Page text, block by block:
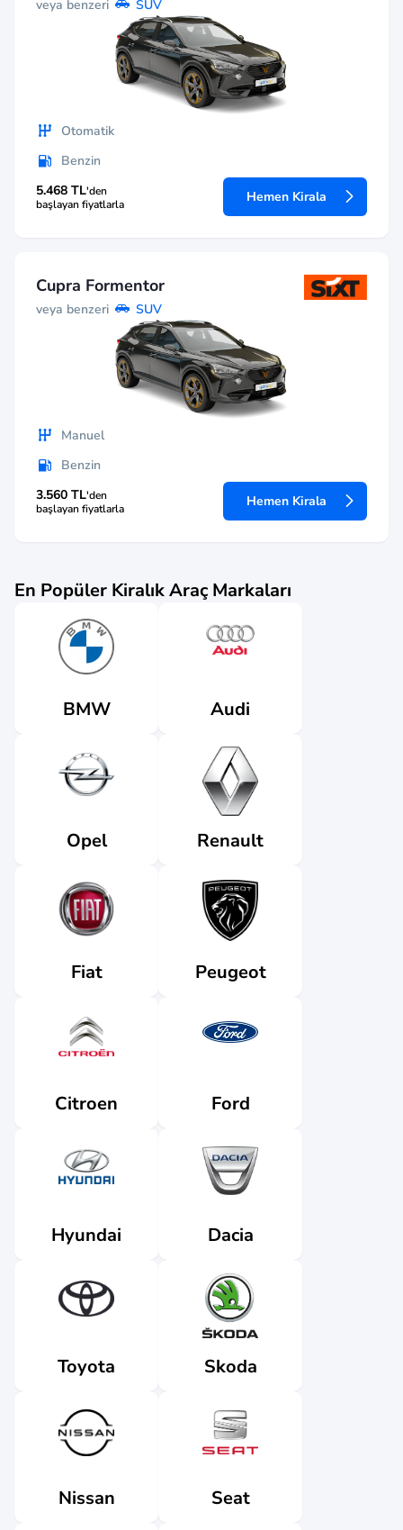
veya benzeri SUV
Otomatik
Benzin
5.468 TL'den
başlayan fiyatlarla
Hemen Kirala
Cupra Formentor
veya benzeri SUV
Manuel
Benzin
3.560 TL'den
başlayan fiyatlarla
Hemen Kirala
En Popüler Kiralık Araç Markaları
BMW Audi
Opel Renault
Fiat Peugeot
Citroen Ford
Hyundai Dacia
Toyota Skoda
Nissan Seat